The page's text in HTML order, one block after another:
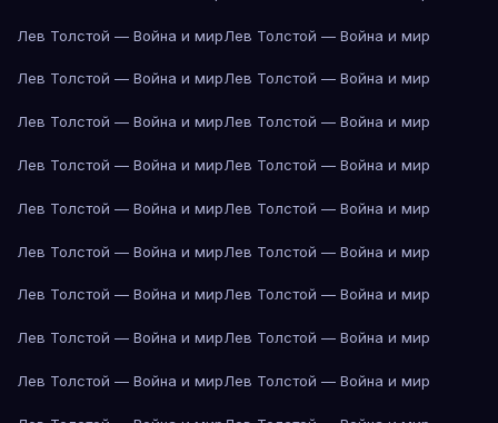
Лев Толстой — Война и мирЛев Толстой — Война и мир
Лев Толстой — Война и мирЛев Толстой — Война и мир
Лев Толстой — Война и мирЛев Толстой — Война и мир
Лев Толстой — Война и мирЛев Толстой — Война и мир
Лев Толстой — Война и мирЛев Толстой — Война и мир
Лев Толстой — Война и мирЛев Толстой — Война и мир
Лев Толстой — Война и мирЛев Толстой — Война и мир
Лев Толстой — Война и мирЛев Толстой — Война и мир
Лев Толстой — Война и мирЛев Толстой — Война и мир